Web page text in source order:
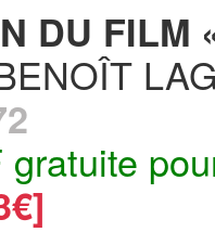
DU FILM
gratuite